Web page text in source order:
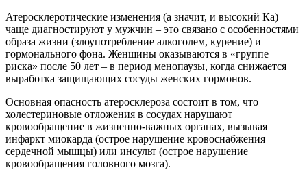
Атеросклеротические изменения (а значит, и высокий Ка)
чаще диагностируют у мужчин – это связано с особенностями
образа жизни (злоупотребление алкоголем, курение) и
гормонального фона. Женщины оказываются в «группе
риска» после 50 лет – в период менопаузы, когда снижается
выработка защищающих сосуды женских гормонов.
Основная опасность атеросклероза состоит в том, что
холестериновые отложения в сосудах нарушают
кровообращение в жизненно-важных органах, вызывая
инфаркт миокарда (острое нарушение кровоснабжения
сердечной мышцы) или инсульт (острое нарушение
кровообращения головного мозга).